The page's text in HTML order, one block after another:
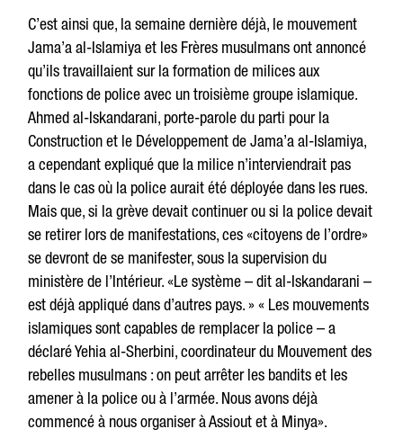
C’est ainsi que, la semaine dernière déjà, le mouvement
Jama’a al-Islamiya et les Frères musulmans ont annoncé
qu’ils travaillaient sur la formation de milices aux
fonctions de police avec un troisième groupe islamique.
Ahmed al-Iskandarani, porte-parole du parti pour la
Construction et le Développement de Jama’a al-Islamiya,
a cependant expliqué que la milice n’interviendrait pas
dans le cas où la police aurait été déployée dans les rues.
Mais que, si la grève devait continuer ou si la police devait
se retirer lors de manifestations, ces «citoyens de l’ordre»
se devront de se manifester, sous la supervision du
ministère de l’Intérieur. «Le système – dit al-Iskandarani –
est déjà appliqué dans d’autres pays. » « Les mouvements
islamiques sont capables de remplacer la police – a
déclaré Yehia al-Sherbini, coordinateur du Mouvement des
rebelles musulmans : on peut arrêter les bandits et les
amener à la police ou à l’armée. Nous avons déjà
commencé à nous organiser à Assiout et à Minya».